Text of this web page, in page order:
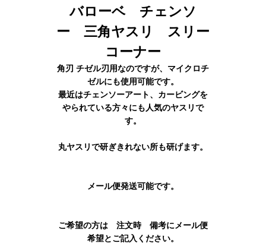
バローベ チェンソ
ー 三角ヤスリ スリー
コーナー
角刃 チゼル刃用なのですが、マイクロチ
ゼルにも使用可能です。
最近はチェンソーアート、カービングを
やられている方々にも人気のヤスリで
す。
丸ヤスリで研ぎきれない所も研げます。
メール便発送可能です。
ご希望の方は 注文時 備考にメール便
希望とご記入ください。